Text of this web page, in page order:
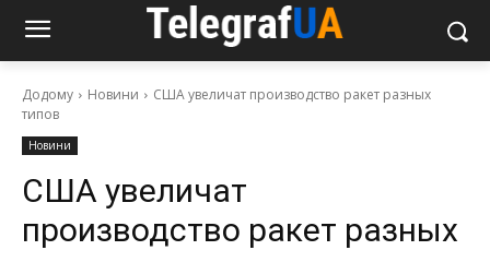
Додому Новини
США увеличат производство ракет разных
типов
Новини
США увеличат
производство ракет разных